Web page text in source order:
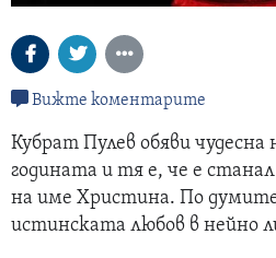
Вижте коментарите
Кубрат Пулев обяви чудесна
годината и тя е, че е
на име Христина. По
истинската любов в нейно